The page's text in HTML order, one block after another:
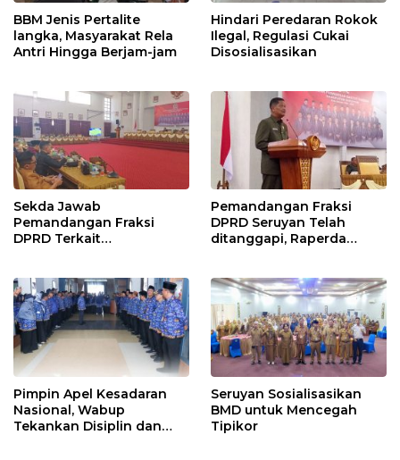
BBM Jenis Pertalite
langka, Masyarakat Rela
Antri Hingga Berjam-jam
Hindari Peredaran Rokok
Ilegal, Regulasi Cukai
Disosialisasikan
Sekda Jawab
Pemandangan Fraksi
DPRD Terkait
2024
Pemandangan Fraksi
DPRD Seruyan Telah
ditanggapi, Raperda
Pimpin Apel Kesadaran
Nasional, Wabup
Tekankan Disiplin dan
Seruyan Sosialisasikan
BMD untuk Mencegah
Tipikor